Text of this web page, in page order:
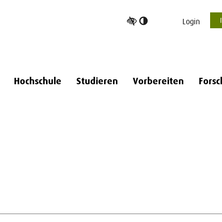
Login
Hochschule Studieren Vorbereiten